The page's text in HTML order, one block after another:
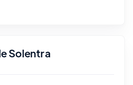
Solentra